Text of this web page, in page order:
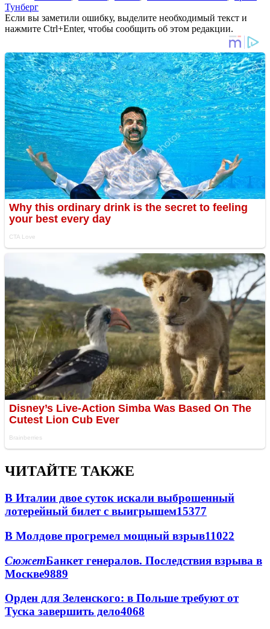
Тунберг
Если вы заметили ошибку, выделите необходимый текст и
нажмите Ctrl+Enter, чтобы сообщить об этом редакции.
ЧИТАЙТЕ ТАКЖЕ
В Италии двое суток искали выброшенный
лотерейный билет с выигрышем15377
В Молдове прогремел мощный взрыв11022
СюжетБанкет генералов. Последствия взрыва в
Москве9889
Орден для Зеленского: в Польше требуют от
Туска завершить дело4068